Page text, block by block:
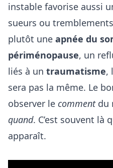
instable favorise aussi
sueurs ou
plutôt une apnée du
périménopause, un
liés à un traumatisme,
sera pas la même. Le
observer le commentdu
quand. C’est souvent là
apparaît.